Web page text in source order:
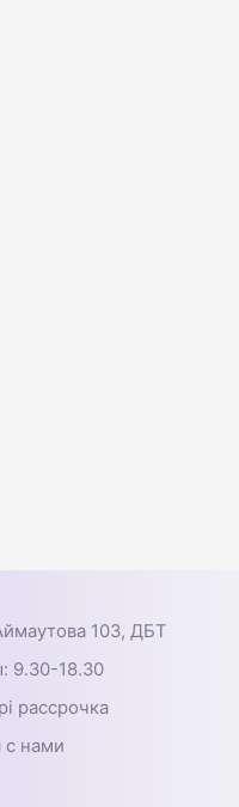
103, ДБТ
9.30-18.30
рассрочка
с нами